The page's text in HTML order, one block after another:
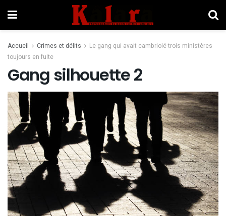
Accueil Crimes et délits
Le gang qui avait cambriolé trois ministères
toujours en fuite
Gang silhouette 2